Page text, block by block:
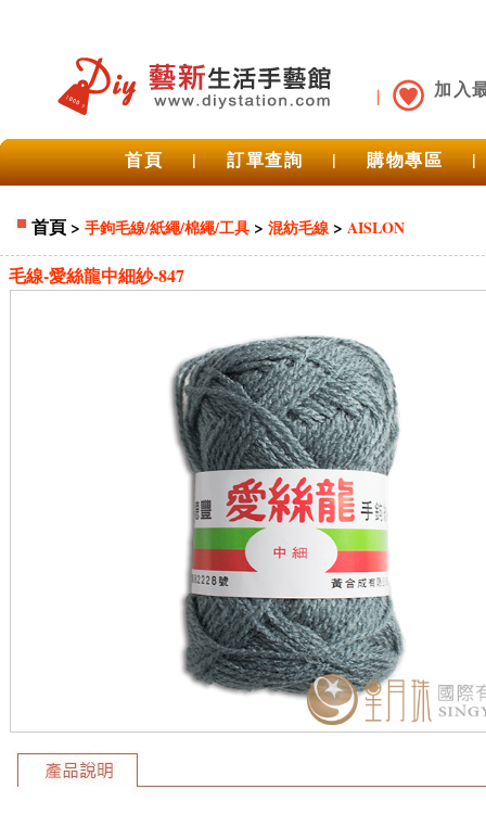
加入
首頁 | 訂單查詢 | 購物專區 |
首頁 > 手鉤毛線/紙繩/棉繩/工具 > 混紡毛線 > AISLON
毛線-愛絲龍中細紗-847